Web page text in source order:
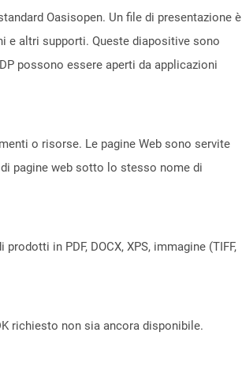
Oasisopen. Un file di presentazione è
e altri supporti. Queste diapositive sono
possono essere aperti da applicazioni
o risorse. Le pagine Web sono servite
pagine web sotto lo stesso nome di
in PDF, DOCX, XPS, immagine (TIFF,
richiesto non sia ancora disponibile.